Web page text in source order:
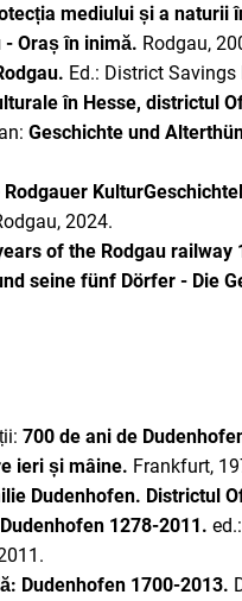
mediului și a naturii
- Oraș în inimă. Rodgau,
Ed.: District
în Hesse, districtul
Geschichte und
Rodgauer
2024.
of the Rodgau railway
seine fünf Dörfer - Die
700 de ani de
ieri și mâine. Frankfurt,
Dudenhofen. Districtul
1278-2011.
Dudenhofen 1700-2013.